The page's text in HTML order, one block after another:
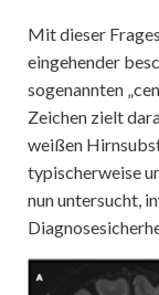
Mit dieser
eingehender
sogenannten
Zeichen zielt
weißen
typischerweise
nun untersucht,